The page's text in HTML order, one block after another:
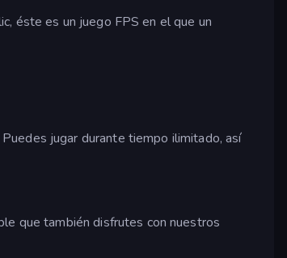
éste es un juego FPS en el que un
jugar durante tiempo ilimitado, así
que también disfrutes con nuestros